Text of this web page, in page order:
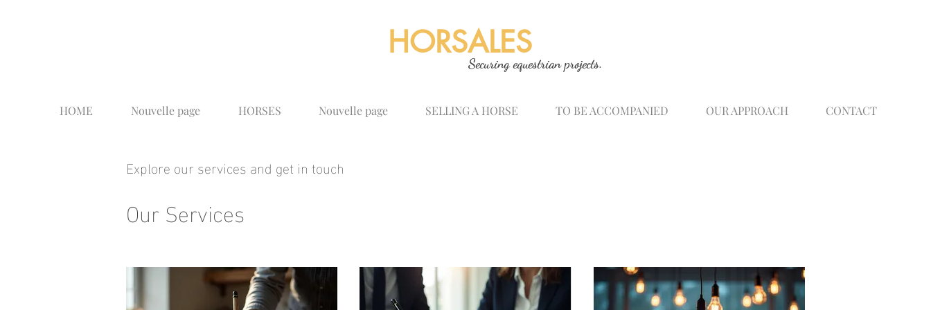
HORSALES
Securing equestrian projects.
HOME Nouvelle page HORSES Nouvelle page SELLING A HORSE TO BE ACCOMPANIED OUR APPROACH CONTACT
Explore our services and get in touch
Our Services